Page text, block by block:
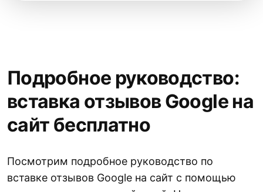
Подробное руководство:
вставка отзывов Google на
сайт бесплатно
Посмотрим подробное руководство по
вставке отзывов Google на сайт с помощью